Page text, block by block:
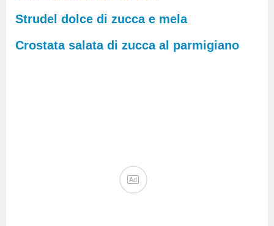
Strudel dolce di zucca e mela
Crostata salata di zucca al parmigiano
Ad